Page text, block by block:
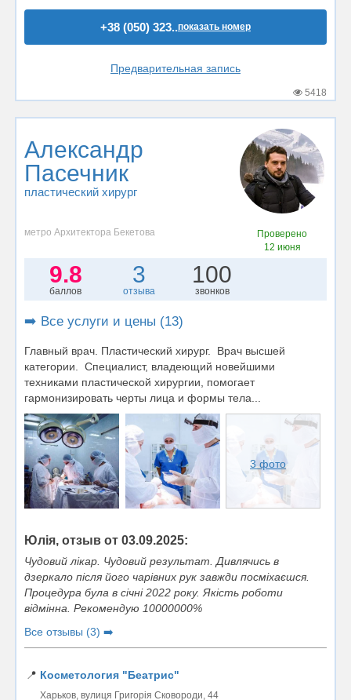
+38 (050) 323..показать номер
Предварительная запись
5418
Александр
Пасечник
пластический хирург
метро Архитектора Бекетова
Проверено
12 июня
9.8
баллов
3
отзыва
100
звонков
➡️ Все услуги и цены (13)
Главный врач. Пластический хирург. Врач высшей
категории. Специалист, владеющий новейшими
техниками пластической хирургии, помогает
гармонизировать черты лица и формы тела...
3 фото
Юлія, отзыв от 03.09.2025:
Чудовий лікар. Чудовий результат. Дивлячись в
дзеркало після його чарівних рук завжди посміхаєшся.
Процедура була в січні 2022 року. Якість роботи
відмінна. Рекомендую 10000000%
Все отзывы (3) ➡️
📍 Косметология "Беатрис"
Харьков, вулиця Григорія Сковороди, 44